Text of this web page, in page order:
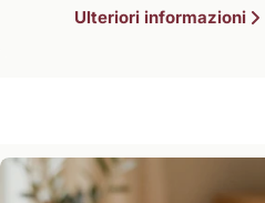
Ulteriori informazioni